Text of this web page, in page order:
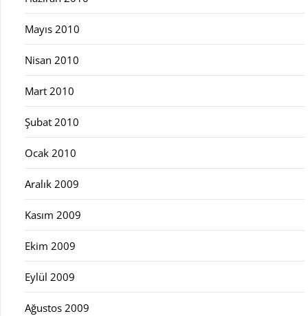
Mayıs 2010
Nisan 2010
Mart 2010
Şubat 2010
Ocak 2010
Aralık 2009
Kasım 2009
Ekim 2009
Eylül 2009
Ağustos 2009